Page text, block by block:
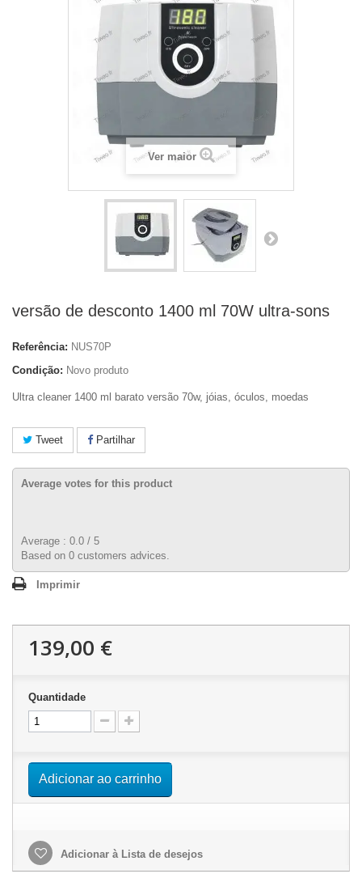
Ver maior
versão de desconto 1400 ml 70W ultra-sons
Referência: NUS70P
Condição: Novo produto
Ultra cleaner 1400 ml barato versão 70w, jóias, óculos, moedas
Tweet Partilhar
Average votes for this product
Average : 0.0 / 5
Based on 0 customers advices.
Imprimir
139,00 €
Quantidade
Adicionar ao carrinho
Adicionar à Lista de desejos